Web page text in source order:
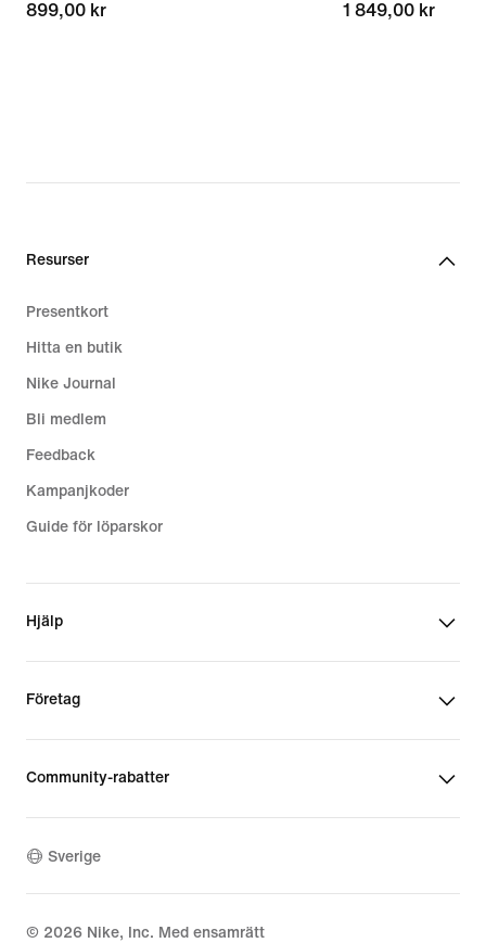
899,00 kr
899,00 kr
1 849,00 kr
1 849,00 kr
Resurser
Presentkort
Hitta en butik
Nike Journal
Bli medlem
Feedback
Kampanjkoder
Guide för löparskor
Hjälp
Företag
Community-rabatter
Sverige
© 2026 Nike, Inc. Med ensamrätt